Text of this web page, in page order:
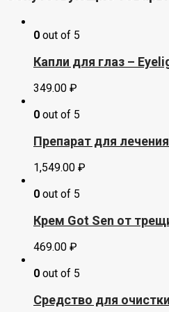
0 out of 5
Капли для глаз –
349.00 ₽
0 out of 5
Препарат для
1,549.00 ₽
0 out of 5
Крем Got Sеn от
469.00 ₽
0 out of 5
Средство для